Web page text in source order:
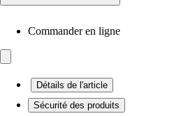
Commander en ligne
Détails de l'article
Sécurité des produits